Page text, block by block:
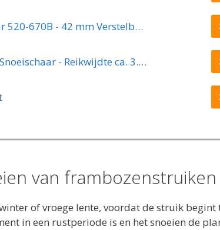
GARDENA TeleCut Telescopische - Takkenschaar 520-670B - 42 mm Verstelbare Lengte
GARDENA Comfort Takkenschaar StarCut 160 - Snoeischaar - Reikwijdte ca. 3.5 m - Max Knipdiameter 32 mm
van frambozenstruiken
of vroege lente, voordat de struik begint
in een rustperiode is en het snoeien de